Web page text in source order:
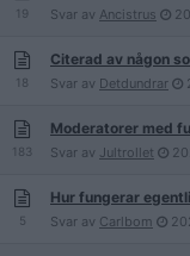
19 Svar av Ancistrus
18
Citerad av någon
Svar av Detdundrar
183
Moderatorer med
Svar av Jultrollet
5
Hur fungerar
Svar av Carlbom